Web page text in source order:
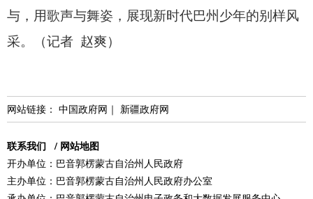
与， 用歌声与舞姿， 展现新时代巴州少年的别样风
采。
（记者 赵爽）
网站链接： 中国政府网 ｜ 新疆政府网
联系我们 / 网站地图
开办单位：巴音郭楞蒙古自治州人民政府
主办单位：巴音郭楞蒙古自治州人民政府办公室